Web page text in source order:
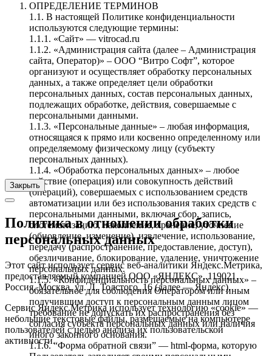
ОПРЕДЕЛЕНИЕ ТЕРМИНОВ
1.1. В настоящей Политике конфиденциальности
используются следующие термины:
1.1.1. «Сайт» — vitrocad.ru
1.1.2. «Администрация сайта (далее – Администрация
сайта, Оператор)» – ООО “Витро Софт”, которое
организуют и осуществляет обработку персональных
данных, а также определяет цели обработки
персональных данных, состав персональных данных,
подлежащих обработке, действия, совершаемые с
персональными данными.
1.1.3. «Персональные данные» – любая информация,
относящаяся к прямо или косвенно определенному или
определяемому физическому лицу (субъекту
персональных данных).
1.1.4. «Обработка персональных данных» – любое
действие (операция) или совокупность действий
(операций), совершаемых с использованием средств
автоматизации или без использования таких средств с
персональными данными, включая сбор, запись,
систематизацию, накопление, хранение, уточнение
(обновление, изменение), извлечение, использование,
передачу (распространение, предоставление, доступ),
обезличивание, блокирование, удаление, уничтожение
персональных данных.
1.1.5. «Конфиденциальность персональных данных» –
обязательное для соблюдения Оператором или иным
получившим доступ к персональным данным лицом
требование не допускать их распространения без
согласия субъекта персональных данных или наличия
иного законного основания.
1.1.6. “Форма обратной связи” — html-форма, которую
Закрыть
Политика в отношении обработки
персональных данных
Этот сайт использует сервис веб-аналитики Яндекс.Метрика,
предоставляемый компанией ООО «ЯНДЕКС», 119021,
Россия, Москва, ул. Л. Толстого, 16 (далее — Яндекс).
Сервис Яндекс.Метрика использует технологию «cookie» —
небольшие текстовые файлы, размещаемые на компьютере
пользователей с целью анализа их пользовательской
активности.